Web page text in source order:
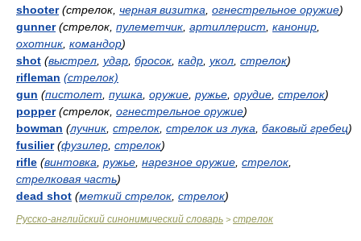
shooter (стрелок, черная визитка огнестрельное оружие)
gunner (стрелок, пулеметчик артиллерист канонир
охотник командор)
shot (выстрел удар бросок кадр укол стрелок)
rifleman (стрелок)
gun (пистолет пушка оружие ружье орудие стрелок)
popper (стрелок, огнестрельное оружие)
bowman (лучник стрелок стрелок из лука баковый гребец)
fusilier (фузилер стрелок)
rifle (винтовка ружье нарезное оружие стрелок
стрелковая часть)
dead shot (меткий стрелок стрелок)
Русско-английский синонимический словарь > стрелок